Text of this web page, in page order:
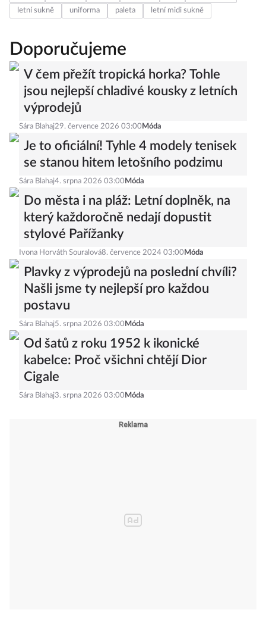
letní sukně
uniforma paleta letní midi sukně
Doporučujeme
V čem přežít tropická horka? Tohle
jsou nejlepší chladivé kousky z letních
výprodejů
Sára Blahaj29. července 2026 03:00 Móda
Je to oficiální! Tyhle 4 modely tenisek
se stanou hitem letošního podzimu
Sára Blahaj4. srpna 2026 03:00 Móda
Do města i na pláž: Letní doplněk, na
který každoročně nedají dopustit
stylové Pařížanky
Ivona Horváth Souralová8. července 2024 03:00 Móda
Plavky z výprodejů na poslední chvíli?
Našli jsme ty nejlepší pro každou
postavu
Sára Blahaj5. srpna 2026 03:00 Móda
Od šatů z roku 1952 k ikonické
kabelce: Proč všichni chtějí Dior
Cigale
Sára Blahaj3. srpna 2026 03:00 Móda